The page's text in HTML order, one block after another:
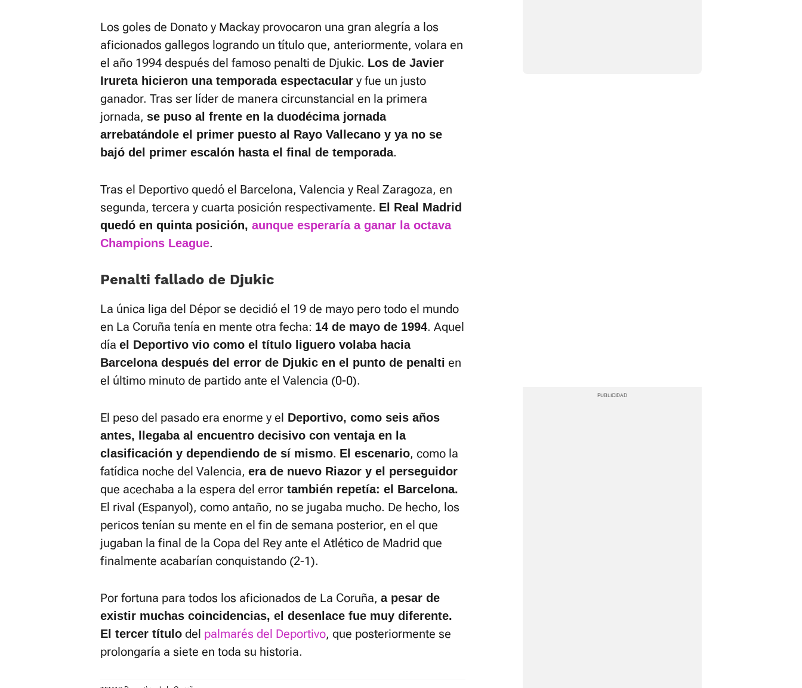
Los goles de Donato y Mackay provocaron una gran alegría a los
aficionados gallegos logrando un título que, anteriormente, volara en
el año 1994 después del famoso penalti de Djukic. Los de Javier
Irureta hicieron una temporada espectacular y fue un justo
ganador. Tras ser líder de manera circunstancial en la primera
jornada, se puso al frente en la duodécima jornada
arrebatándole el primer puesto al Rayo Vallecano y ya no se
bajó del primer escalón hasta el final de temporada.
Tras el Deportivo quedó el Barcelona, Valencia y Real Zaragoza, en
segunda, tercera y cuarta posición respectivamente. El Real Madrid
quedó en quinta posición, aunque esperaría a ganar la octava
Champions League.
Penalti fallado de Djukic
La única liga del Dépor se decidió el 19 de mayo pero todo el mundo
en La Coruña tenía en mente otra fecha: 14 de mayo de 1994. Aquel
día el Deportivo vio como el título liguero volaba hacia
Barcelona después del error de Djukic en el punto de penalti en
el último minuto de partido ante el Valencia (0-0).
El peso del pasado era enorme y el Deportivo, como seis años
antes, llegaba al encuentro decisivo con ventaja en la
clasificación y dependiendo de sí mismo. El escenario, como la
fatídica noche del Valencia, era de nuevo Riazor y el perseguidor
que acechaba a la espera del error también repetía: el Barcelona.
El rival (Espanyol), como antaño, no se jugaba mucho. De hecho, los
pericos tenían su mente en el fin de semana posterior, en el que
jugaban la final de la Copa del Rey ante el Atlético de Madrid que
finalmente acabarían conquistando (2-1).
Por fortuna para todos los aficionados de La Coruña, a pesar de
existir muchas coincidencias, el desenlace fue muy diferente.
El tercer título del palmarés del Deportivo, que posteriormente se
prolongaría a siete en toda su historia.